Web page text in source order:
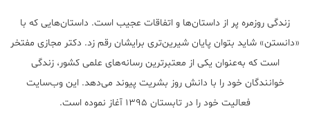
زندگی روزمره پر از داستان‌ها و اتفاقات عجیب است. داستان‌هایی که با
«دانستن» شاید بتوان پایان شیرین‌تری برایشان رقم زد. دکتر مجازی مفتخر
است که به‌عنوان یکی از معتبر‌ترین رسانه‌های علمی کشور، زندگی
خوانندگان خود را با دانش روز بشریت پیوند می‌دهد. این وب‌سایت
فعالیت خود را در تابستان ۱۳۹۵ آغاز نموده است.